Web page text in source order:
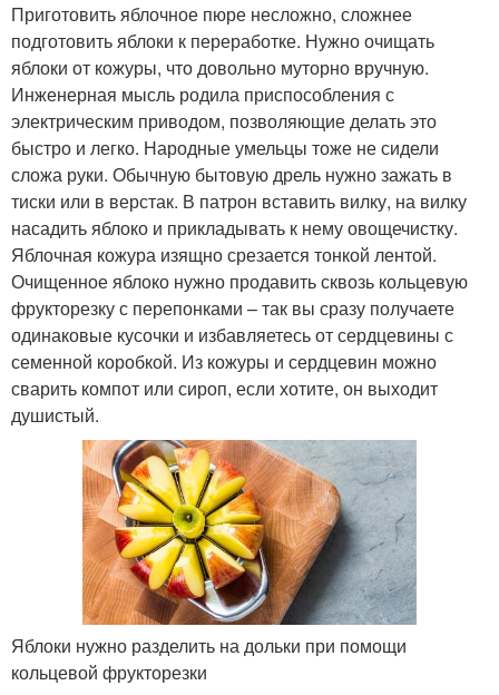
Приготовить яблочное пюре несложно, сложнее
подготовить яблоки к переработке. Нужно очищать
яблоки от кожуры, что довольно муторно вручную.
Инженерная мысль родила приспособления с
электрическим приводом, позволяющие делать это
быстро и легко. Народные умельцы тоже не сидели
сложа руки. Обычную бытовую дрель нужно зажать в
тиски или в верстак. В патрон вставить вилку, на вилку
насадить яблоко и прикладывать к нему овощечистку.
Яблочная кожура изящно срезается тонкой лентой.
Очищенное яблоко нужно продавить сквозь кольцевую
фрукторезку с перепонками – так вы сразу получаете
одинаковые кусочки и избавляетесь от сердцевины с
семенной коробкой. Из кожуры и сердцевин можно
сварить компот или сироп, если хотите, он выходит
душистый.
Яблоки нужно разделить на дольки при помощи
кольцевой фрукторезки